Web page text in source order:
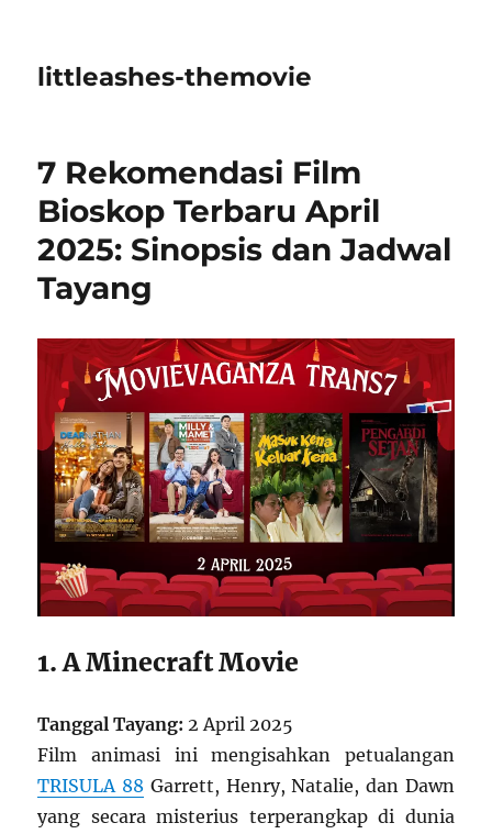
littleashes-themovie
7 Rekomendasi Film
Bioskop Terbaru April
2025: Sinopsis dan Jadwal
Tayang
1. A Minecraft Movie
Tanggal Tayang: 2 April 2025
Film animasi ini mengisahkan petualangan
TRISULA 88 Garrett, Henry, Natalie, dan Dawn
yang secara misterius terperangkap di dunia